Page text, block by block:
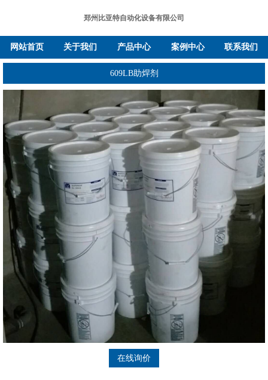
郑州比亚特自动化设备有限公司
网站首页 关于我们 产品中心 案例中心 联系我们
609LB助焊剂
在线询价